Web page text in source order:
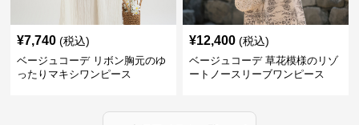
¥7,740 (税込)
ベージュコーデ リボン胸元のゆ
ったりマキシワンピース
¥12,400 (税込)
ベージュコーデ 草花模様のリゾ
ートノースリーブワンピース